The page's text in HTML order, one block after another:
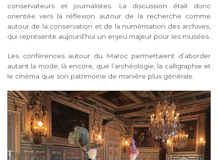
conservateurs et journalistes. La discussion était donc
orientée vers la réflexion autour de la recherche comme
autour de la conservation et de la numérisation des archives,
qui représente aujourd’hui un enjeu majeur pour les musées.
Les conférences autour du Maroc permettaient d’aborder
autant la mode, là encore, que l’archéologie, la calligraphie et
le cinéma que son patrimoine de manière plus générale.